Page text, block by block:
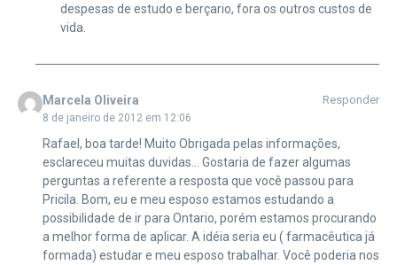
despesas de estudo e berçario, fora os outros custos de
vida.
Marcela Oliveira
8 de janeiro de 2012 em 12:06
Responder
Rafael, boa tarde! Muito Obrigada pelas informações,
esclareceu muitas duvidas… Gostaria de fazer algumas
perguntas a referente a resposta que você passou para
Pricila. Bom, eu e meu esposo estamos estudando a
possibilidade de ir para Ontario, porém estamos procurando
a melhor forma de aplicar. A idéia seria eu ( farmacêutica já
formada) estudar e meu esposo trabalhar. Você poderia nos